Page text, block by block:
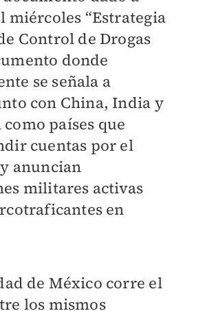
miércoles “Estrategia
Control de Drogas
donde
se señala a
con China, India y
países que
cuentas por el
anuncian
militares activas
en
de México corre el
los mismos